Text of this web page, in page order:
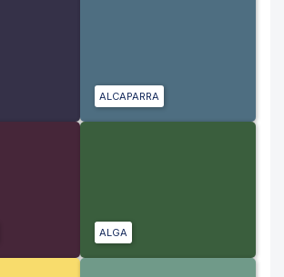
ALCAPARRA
ALGA